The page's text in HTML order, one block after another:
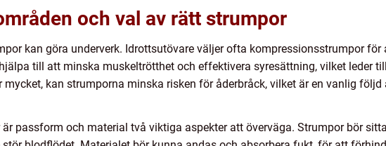
och val av rätt strumpor
kan göra underverk. Idrottsutövare väljer ofta kompressionsstrumpor
till att minska muskeltrötthet och effektivera syresättning, vilket leder
mycket, kan strumporna minska risken för åderbråck, vilket är en vanlig
passform och material två viktiga aspekter att överväga. Strumpor bör